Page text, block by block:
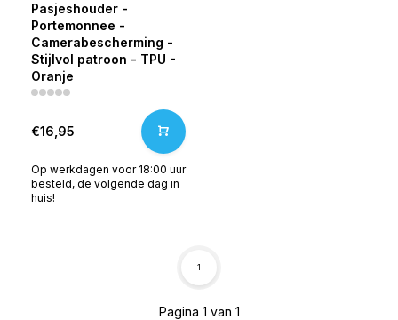
Pasjeshouder -
Portemonnee -
Camerabescherming -
Stijlvol patroon - TPU -
Oranje
€16,95
Op werkdagen voor 18:00 uur
besteld, de volgende dag in
huis!
Pagina 1 van 1
1